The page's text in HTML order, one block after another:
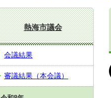
熱海市議会
会議結果
審議結果（本会議）